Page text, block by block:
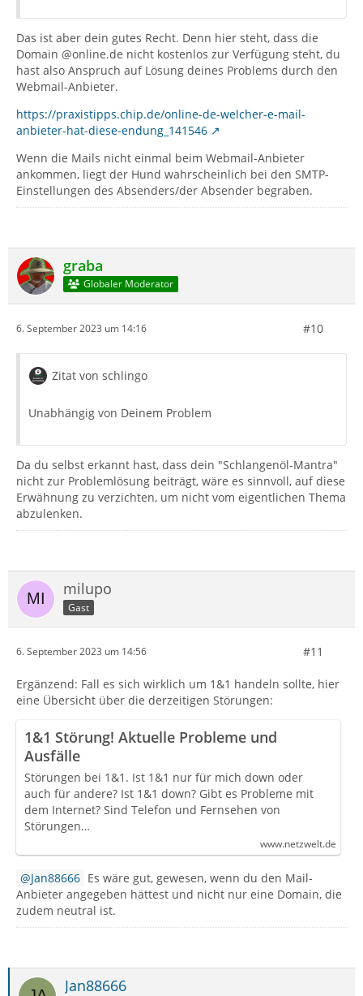
Das ist aber dein gutes Recht. Denn hier steht, dass die
Domain @online.de nicht kostenlos zur Verfügung steht, du
hast also Anspruch auf Lösung deines Problems durch den
Webmail-Anbieter.
https://praxistipps.chip.de/online-de-welcher-e-mail-
anbieter-hat-diese-endung_141546
Wenn die Mails nicht einmal beim Webmail-Anbieter
ankommen, liegt der Hund wahrscheinlich bei den SMTP-
Einstellungen des Absenders/der Absender begraben.
graba
Globaler Moderator
6. September 2023 um 14:16 #10
Zitat von schlingo
Unabhängig von Deinem Problem
Da du selbst erkannt hast, dass dein "Schlangenöl-Mantra"
nicht zur Problemlösung beiträgt, wäre es sinnvoll, auf diese
Erwähnung zu verzichten, um nicht vom eigentlichen Thema
abzulenken.
milupo
Gast
6. September 2023 um 14:56 #11
Ergänzend: Fall es sich wirklich um 1&1 handeln sollte, hier
eine Übersicht über die derzeitigen Störungen:
1&1 Störung! Aktuelle Probleme und
Ausfälle
Störungen bei 1&1. Ist 1&1 nur für mich down oder
auch für andere? Ist 1&1 down? Gibt es Probleme mit
dem Internet? Sind Telefon und Fernsehen von
Störungen…
www.netzwelt.de
Jan88666 Es wäre gut, gewesen, wenn du den Mail-
Anbieter angegeben hättest und nicht nur eine Domain, die
zudem neutral ist.
Jan88666